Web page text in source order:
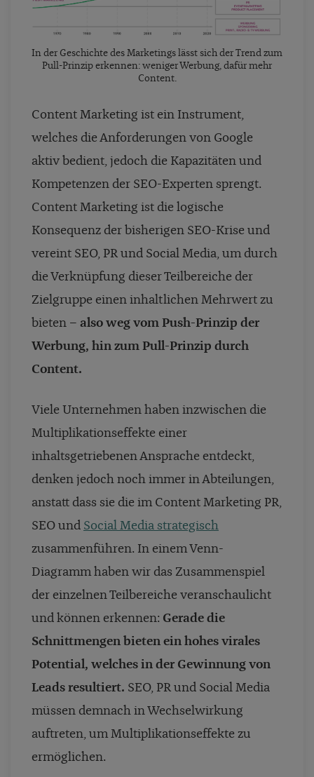
In der Geschichte des Marketings lässt sich der Trend zum
Pull-Prinzip erkennen: weniger Werbung, dafür mehr
Content.
Content Marketing ist ein Instrument,
welches die Anforderungen von Google
aktiv bedient, jedoch die Kapazitäten und
Kompetenzen der SEO-Experten sprengt.
Content Marketing ist die logische
Konsequenz der bisherigen SEO-Krise und
vereint SEO, PR und Social Media, um durch
die Verknüpfung dieser Teilbereiche der
Zielgruppe einen inhaltlichen Mehrwert zu
bieten – also weg vom Push-Prinzip der
Werbung, hin zum Pull-Prinzip durch
Content.
Viele Unternehmen haben inzwischen die
Multiplikationseffekte einer
inhaltsgetriebenen Ansprache entdeckt,
denken jedoch noch immer in Abteilungen,
anstatt dass sie die im Content Marketing PR,
SEO und Social Media strategisch
zusammenführen. In einem Venn-
Diagramm haben wir das Zusammenspiel
der einzelnen Teilbereiche veranschaulicht
und können erkennen: Gerade die
Schnittmengen bieten ein hohes virales
Potential, welches in der Gewinnung von
Leads resultiert. SEO, PR und Social Media
müssen demnach in Wechselwirkung
auftreten, um Multiplikationseffekte zu
ermöglichen.